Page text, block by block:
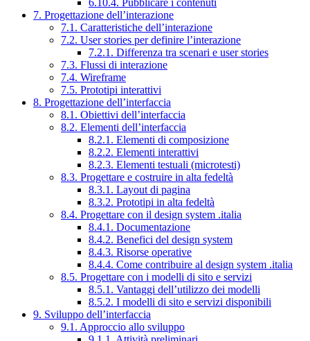
6.10.4. Pubblicare i contenuti
7. Progettazione dell’interazione
7.1. Caratteristiche dell’interazione
7.2. User stories per definire l’interazione
7.2.1. Differenza tra scenari e user stories
7.3. Flussi di interazione
7.4. Wireframe
7.5. Prototipi interattivi
8. Progettazione dell’interfaccia
8.1. Obiettivi dell’interfaccia
8.2. Elementi dell’interfaccia
8.2.1. Elementi di composizione
8.2.2. Elementi interattivi
8.2.3. Elementi testuali (microtesti)
8.3. Progettare e costruire in alta fedeltà
8.3.1. Layout di pagina
8.3.2. Prototipi in alta fedeltà
8.4. Progettare con il design system .italia
8.4.1. Documentazione
8.4.2. Benefici del design system
8.4.3. Risorse operative
8.4.4. Come contribuire al design system .italia
8.5. Progettare con i modelli di sito e servizi
8.5.1. Vantaggi dell’utilizzo dei modelli
8.5.2. I modelli di sito e servizi disponibili
9. Sviluppo dell’interfaccia
9.1. Approccio allo sviluppo